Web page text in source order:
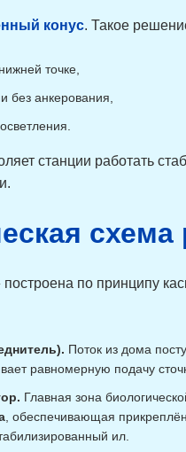
конус. Такое
точке,
без анкерования,
станции работать
по принципу
Поток из дома
равномерную подачу
Главная зона
, обеспечивающая
ил.